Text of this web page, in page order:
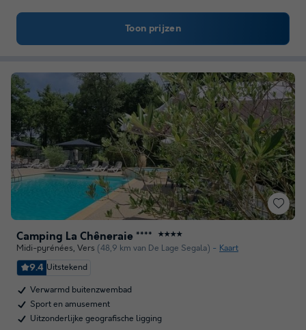
Toon prijzen
Camping La Chêneraie **** ★★★★
Midi-pyrénées, Vers (48,9 km van De Lage Segala) Kaart
9.4 Uitstekend
Verwarmd buitenzwembad
Sport en amusement
Uitzonderlijke geografische ligging